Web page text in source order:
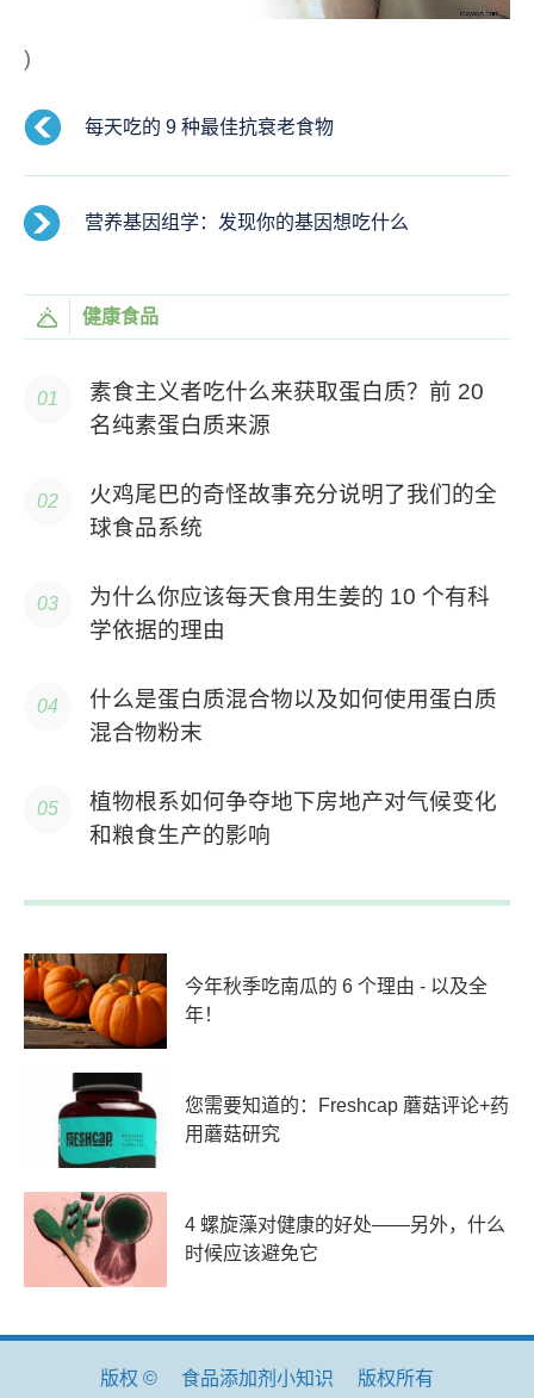
)
每天吃的 9 种最佳抗衰老食物
营养基因组学：发现你的基因想吃什么
健康食品
素食主义者吃什么来获取蛋白质？前 20
名纯素蛋白质来源
火鸡尾巴的奇怪故事充分说明了我们的全
球食品系统
为什么你应该每天食用生姜的 10 个有科
学依据的理由
什么是蛋白质混合物以及如何使用蛋白质
混合物粉末
植物根系如何争夺地下房地产对气候变化
和粮食生产的影响
今年秋季吃南瓜的 6 个理由 - 以及全
年！
您需要知道的：Freshcap 蘑菇评论+药
用蘑菇研究
4 螺旋藻对健康的好处——另外，什么
时候应该避免它
版权 © 食品添加剂小知识 版权所有